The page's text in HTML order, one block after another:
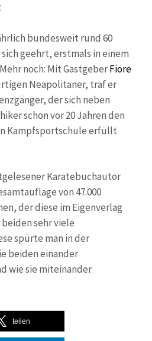
bundesweit rund 60
geehrt, erstmals in einem
noch: Mit GastgeberFiore
Neapolitaner, traf er
der sich neben
schon vor 20 Jahren den
Kampfsportschule erfüllt
Karatebuchautor
von 47.000
der diese im Eigenverlag
sehr viele
spürte man in der
beiden einander
wie sie miteinander
teilen